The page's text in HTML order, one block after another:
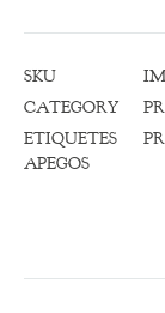
SKU
CATEGORY
ETIQUETES
APEGOS